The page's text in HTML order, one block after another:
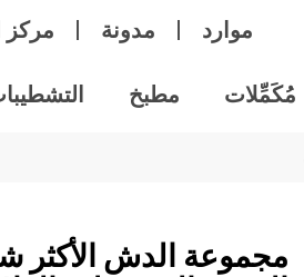
موارد مدونة مركز
مُكَمِّلات مطبخ
مجموعة الدش الأكثر